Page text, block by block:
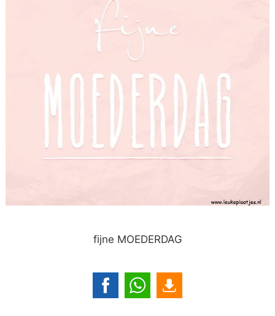
fijne MOEDERDAG